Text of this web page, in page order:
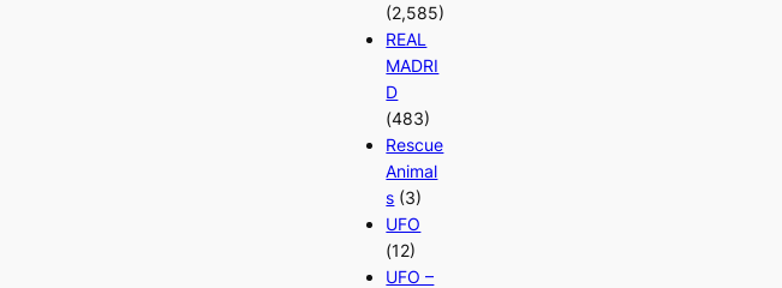
(2,585)
REAL
MADRI
D
(483)
Rescue
Animal
s (3)
UFO
(12)
UFO –